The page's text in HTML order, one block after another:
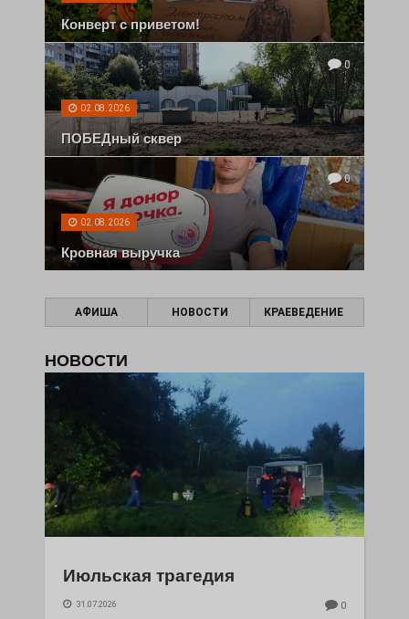
Конверт с приветом!
0
02.08.2026
ПОБЕДный сквер
0
02.08.2026
Кровная выручка
АФИША НОВОСТИ КРАЕВЕДЕНИЕ
НОВОСТИ
Июльская трагедия
31.07.2026 0